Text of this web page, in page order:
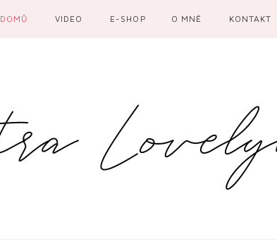
DOMŮ VIDEO E-SHOP O MNĚ KONTAKT